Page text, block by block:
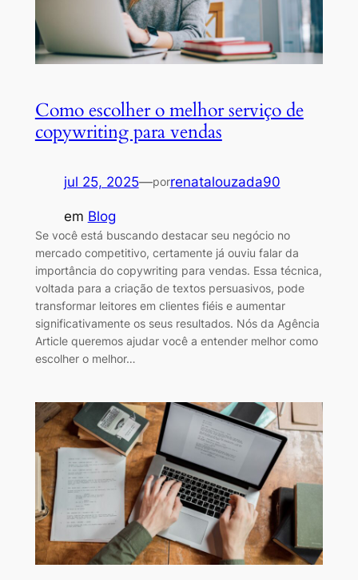
Como escolher o melhor serviço de
copywriting para vendas
jul 25, 2025—porrenatalouzada90
em Blog
Se você está buscando destacar seu negócio no
mercado competitivo, certamente já ouviu falar da
importância do copywriting para vendas. Essa técnica,
voltada para a criação de textos persuasivos, pode
transformar leitores em clientes fiéis e aumentar
significativamente os seus resultados. Nós da Agência
Article queremos ajudar você a entender melhor como
escolher o melhor…